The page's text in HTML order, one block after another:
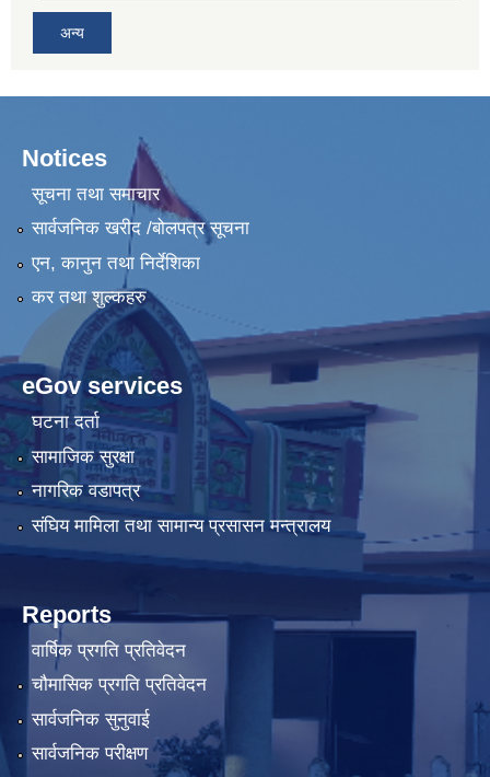
अन्य
Notices
सूचना तथा समाचार
सार्वजनिक खरीद /बोलपत्र सूचना
एन, कानुन तथा निर्देशिका
कर तथा शुल्कहरु
eGov services
घटना दर्ता
सामाजिक सुरक्षा
नागरिक वडापत्र
संघिय मामिला तथा सामान्य प्रसासन मन्त्रालय
Reports
वार्षिक प्रगति प्रतिवेदन
चौमासिक प्रगति प्रतिवेदन
सार्वजनिक सुनुवाई
सार्वजनिक परीक्षण